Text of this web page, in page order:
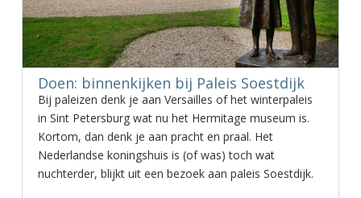
Doen: binnenkijken bij Paleis Soestdijk
Bij paleizen denk je aan Versailles of het winterpaleis
in Sint Petersburg wat nu het Hermitage museum is.
Kortom, dan denk je aan pracht en praal. Het
Nederlandse koningshuis is (of was) toch wat
nuchterder, blijkt uit een bezoek aan paleis Soestdijk.